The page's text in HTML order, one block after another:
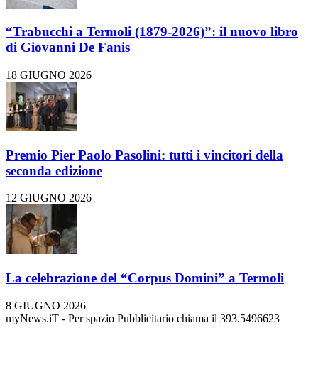
“Trabucchi a Termoli (1879-2026)”: il nuovo libro
di Giovanni De Fanis
18 GIUGNO 2026
Premio Pier Paolo Pasolini: tutti i vincitori della
seconda edizione
12 GIUGNO 2026
La celebrazione del “Corpus Domini” a Termoli
8 GIUGNO 2026
myNews.iT - Per spazio Pubblicitario chiama il 393.5496623